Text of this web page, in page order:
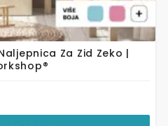
Za Zid Zeko |